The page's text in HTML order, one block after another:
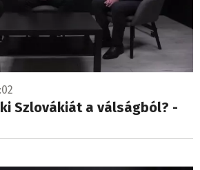
Szlovákiát a válságból? -